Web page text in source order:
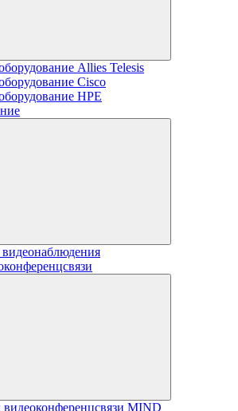
Allies Telesis
Cisco
HPE
MIND